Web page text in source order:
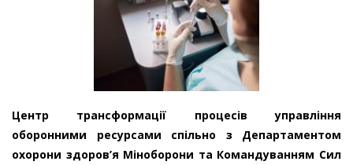
Центр трансформації процесів управління
оборонними ресурсами спільно з Департаментом
охорони здоров’я Міноборони та Командуванням Сил